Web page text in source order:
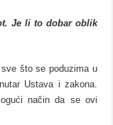
Je li to dobar oblik
što se poduzima u
Ustava i zakona.
način da se ovi